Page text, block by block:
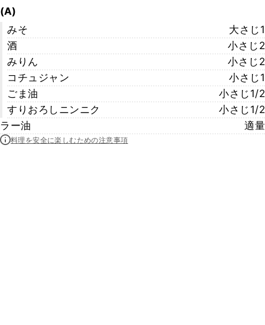
(A)
みそ
大さじ1
酒
小さじ2
みりん
小さじ2
コチュジャン
小さじ1
ごま油
小さじ1/2
すりおろしニンニク
小さじ1/2
ラー油
適量
料理を安全に楽しむための注意事項